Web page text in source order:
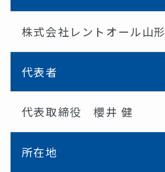
株式会社レントオール山形
代表者
代表取締役 櫻井 健
所在地